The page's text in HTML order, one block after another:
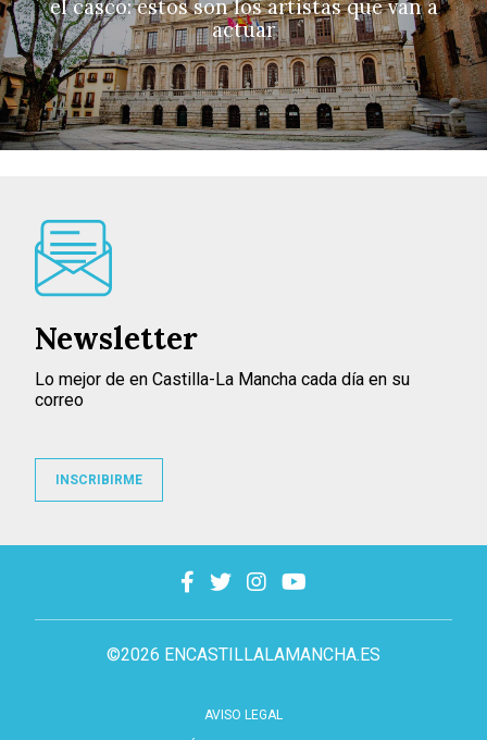
el casco: estos son los artistas que van a
actuar
©2026 ENCASTILLALAMANCHA.ES
AVISO LEGAL
Newsletter
Lo mejor de en Castilla-La Mancha cada día en su
correo
INSCRIBIRME